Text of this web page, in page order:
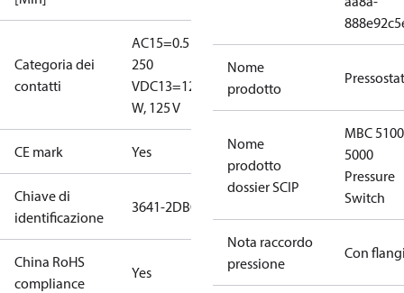
Categoria dei
contatti
AC15=0.5 A,
250
VDC13=12
W, 125 V
CE mark Yes
Chiave di
identificazione
3641-2DB04
China RoHS
compliance
Yes
Nome
prodotto
Nome
prodotto
dossier SCIP
MBC 5100
5000
Pressure
Switch
Nota raccordo
pressione
Con